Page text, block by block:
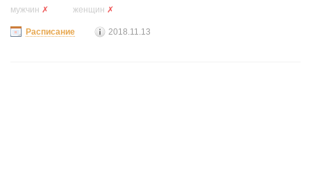
мужчин ✗ женщин ✗
Расписание 2018.11.13